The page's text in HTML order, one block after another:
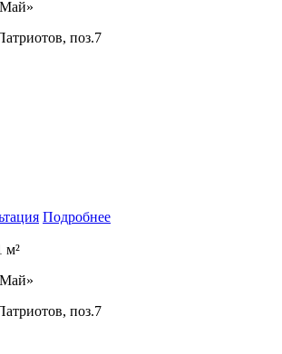
поз.7
Подробнее
м²
поз.7